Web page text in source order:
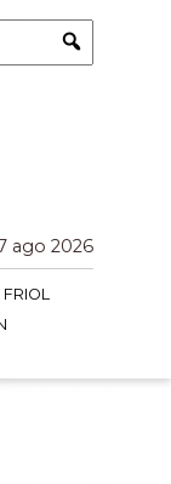
Submit
ago 2026
FRIOL